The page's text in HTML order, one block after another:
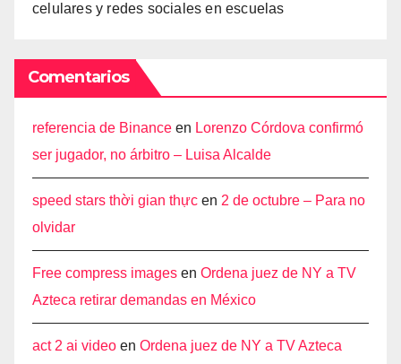
celulares y redes sociales en escuelas
Comentarios
referencia de Binance en Lorenzo Córdova confirmó
ser jugador, no árbitro – Luisa Alcalde
speed stars thời gian thực en 2 de octubre – Para no
olvidar
Free compress images en Ordena juez de NY a TV
Azteca retirar demandas en México
act 2 ai video en Ordena juez de NY a TV Azteca